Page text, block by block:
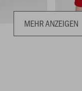
MEHR ANZEIGEN